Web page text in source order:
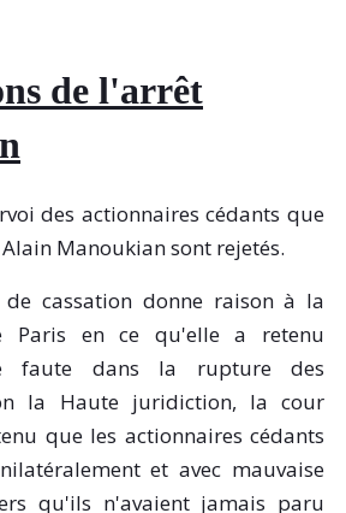
de l'arrêt
des actionnaires cédants que
Manoukian sont rejetés.
cassation donne raison à la
Paris en ce qu'elle a retenu
faute dans la rupture des
la Haute juridiction, la cour
que les actionnaires cédants
et avec mauvaise
qu'ils n'avaient jamais paru